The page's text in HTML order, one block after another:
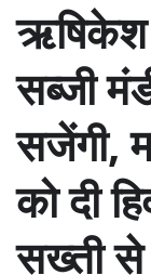
ऋषिकेश
सब्जी
सजेंगी,
को दी
सख्ती